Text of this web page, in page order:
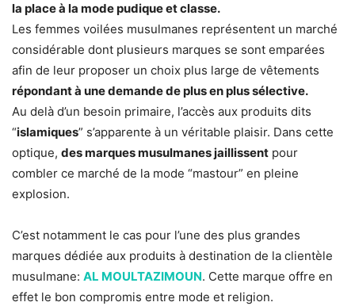
la place à la mode pudique et classe.
Les femmes voilées musulmanes représentent un marché
considérable dont plusieurs marques se sont emparées
afin de leur proposer un choix plus large de vêtements
répondant à une demande de plus en plus sélective.
Au delà d’un besoin primaire, l’accès aux produits dits
“islamiques” s’apparente à un véritable plaisir. Dans cette
optique, des marques musulmanes jaillissent pour
combler ce marché de la mode “mastour” en pleine
explosion.
C’est notamment le cas pour l’une des plus grandes
marques dédiée aux produits à destination de la clientèle
musulmane: AL MOULTAZIMOUN. Cette marque offre en
effet le bon compromis entre mode et religion.